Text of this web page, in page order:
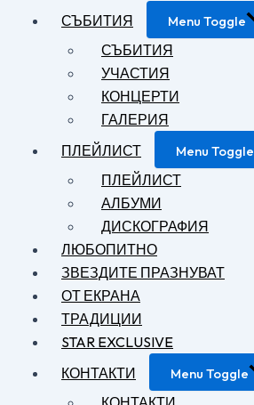
СЪБИТИЯ
Menu Toggle
СЪБИТИЯ
УЧАСТИЯ
КОНЦЕРТИ
ГАЛЕРИЯ
ПЛЕЙЛИСТ
Menu Toggle
ПЛЕЙЛИСТ
АЛБУМИ
ДИСКОГРАФИЯ
ЛЮБОПИТНО
ЗВЕЗДИТЕ ПРАЗНУВАТ
ОТ ЕКРАНА
ТРАДИЦИИ
STAR EXCLUSIVE
КОНТАКТИ
Menu Toggle